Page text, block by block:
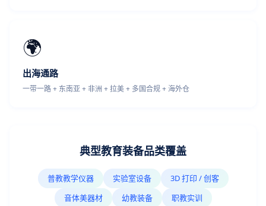
🌍
出海通路
一带一路 + 东南亚 + 非洲 + 拉美 + 多国合规 + 海外仓
典型教育装备品类覆盖
普教教学仪器 实验室设备
3D 打印 / 创客
音体美器材
幼教装备
职教实训